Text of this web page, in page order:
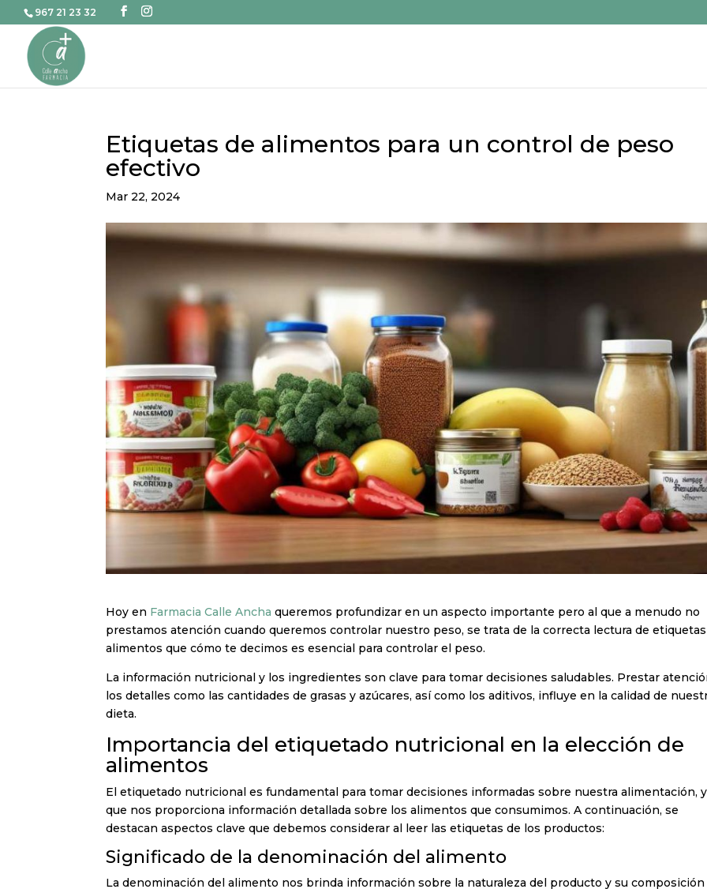
967 21 23 32
Etiquetas de alimentos para un control de peso
efectivo
Mar 22, 2024
Hoy en Farmacia Calle Ancha queremos profundizar en un aspecto importante pero al que a menudo no
prestamos atención cuando queremos controlar nuestro peso, se trata de la correcta lectura de
alimentos que cómo te decimos es esencial para controlar el peso.
La información nutricional y los ingredientes son clave para tomar decisiones saludables. Prestar
los detalles como las cantidades de grasas y azúcares, así como los aditivos, influye en la calidad de
dieta.
Importancia del etiquetado nutricional en la elección de
alimentos
El etiquetado nutricional es fundamental para tomar decisiones informadas sobre nuestra alimentación,
que nos proporciona información detallada sobre los alimentos que consumimos. A continuación, se
destacan aspectos clave que debemos considerar al leer las etiquetas de los productos:
Significado de la denominación del alimento
La denominación del alimento nos brinda información sobre la naturaleza del producto y su composición